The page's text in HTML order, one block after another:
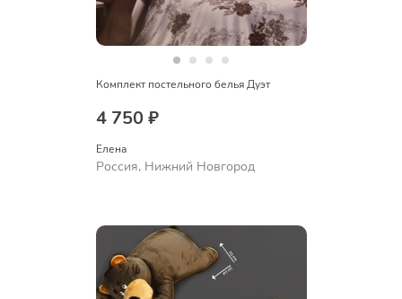
Комплект постельного белья Дуэт
4 750 ₽
Елена
Россия, Нижний Новгород